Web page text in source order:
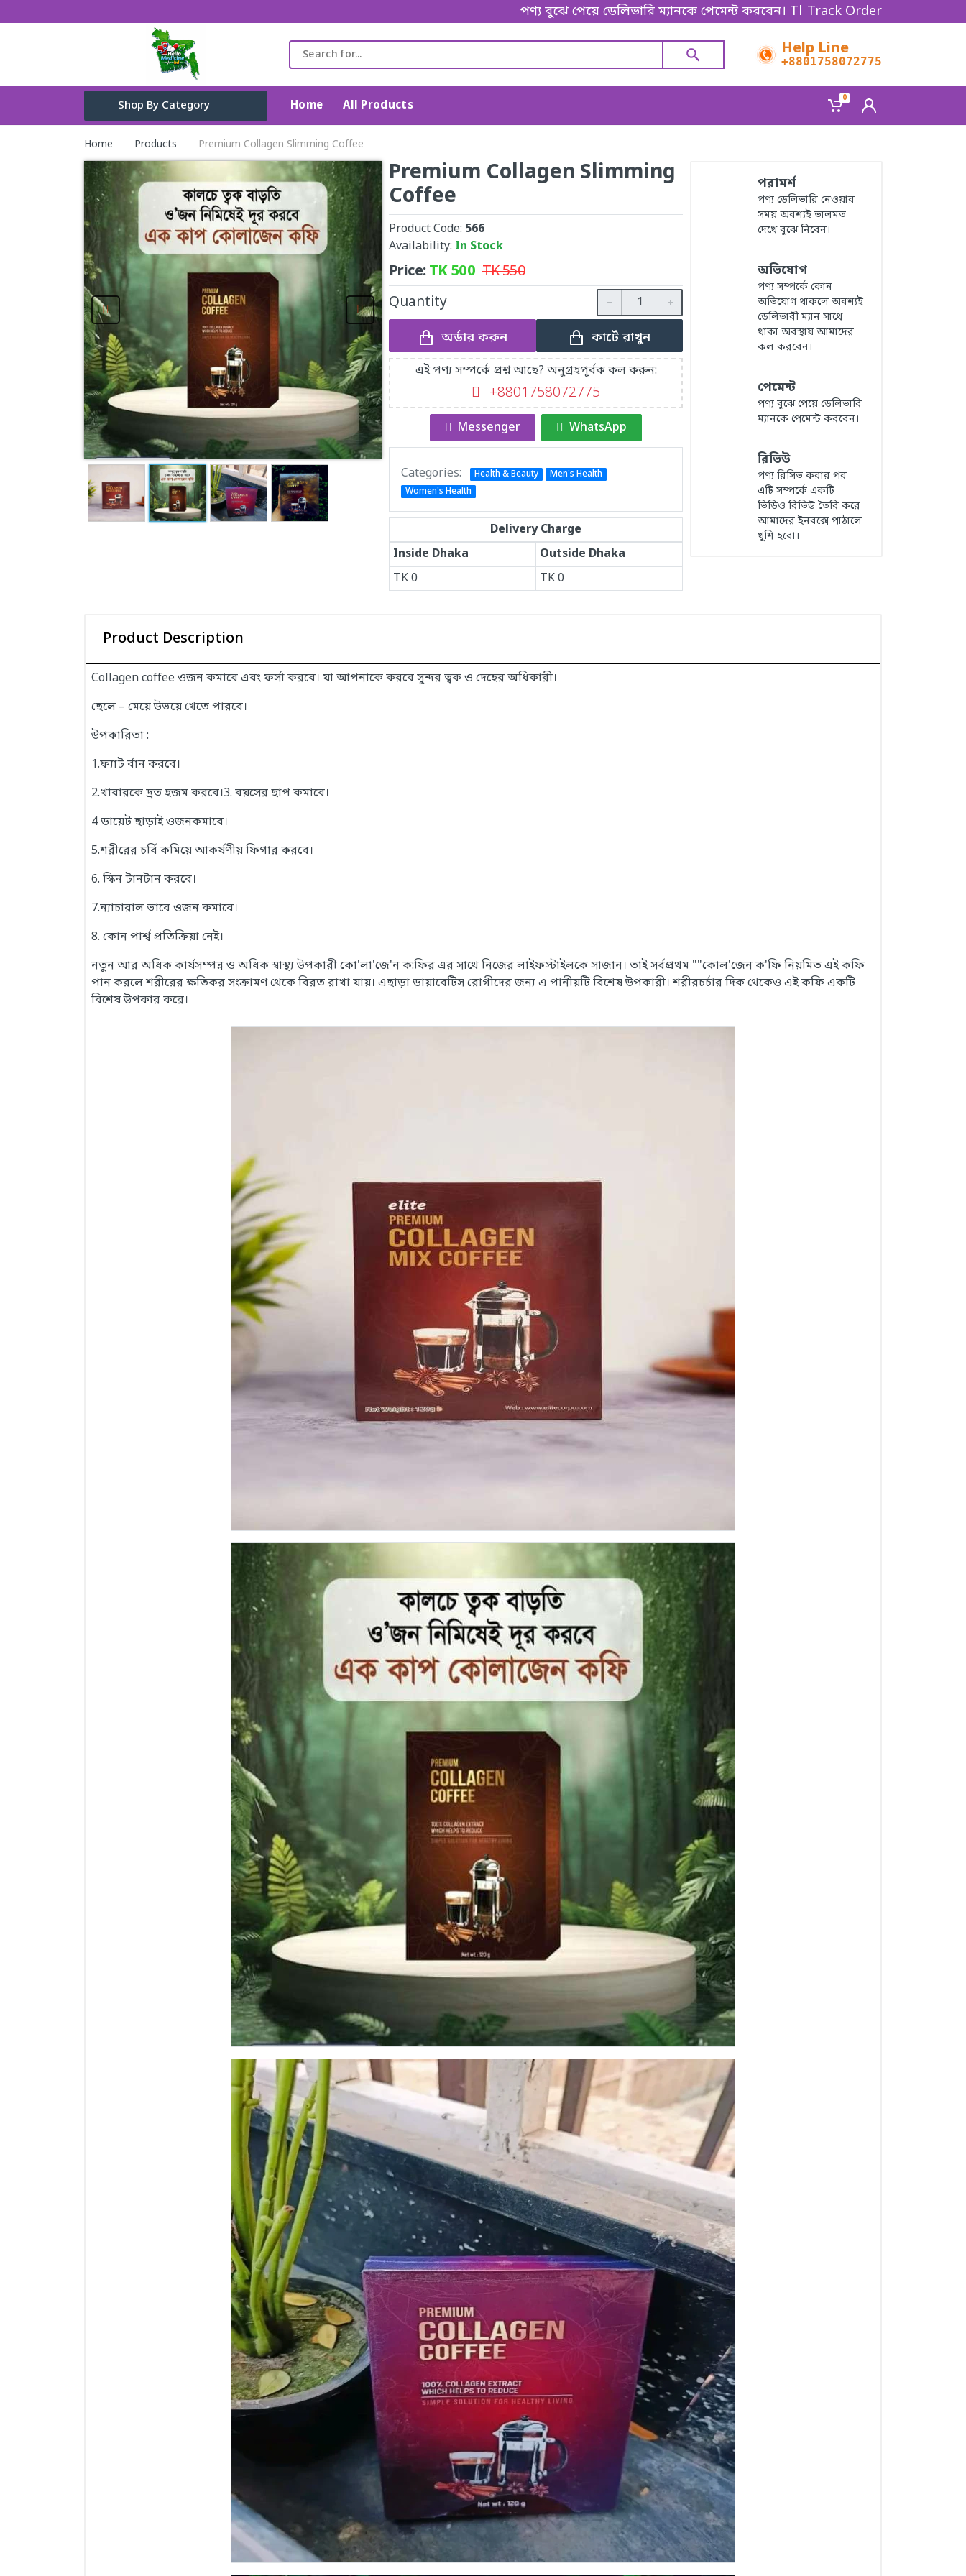
পণ্য বুঝে পেয়ে ডেলিভারি ম্যানকে পেমেন্ট করবেন। Thanks for shopping!Track Order
Help Line
+8801758072775‬
Cleaning Supplies
Toys, Kids & Baby
Home Appliance
Fashion & Lifestyle
Health & Beauty
View All Categories
Shop By Category Home All Products
0
Home Products Premium Collagen Slimming Coffee
Premium Collagen Slimming
Coffee
Product Code: 566
Availability: In Stock
Price:TK500 TK550
Quantity
অর্ডার করুন কার্টে রাখুন
এই পণ্য সম্পর্কে প্রশ্ন আছে? অনুগ্রহপূর্বক কল করুন:
+8801758072775‬
Messenger WhatsApp
Categories: Health & Beauty
Men's Health
Women's Health
Delivery Charge
Inside Dhaka
Outside Dhaka
TK0 TK0
পরামর্শ
পণ্য ডেলিভারি নেওয়ার
সময় অবশ্যই ভালমত
দেখে বুঝে নিবেন।
অভিযোগ
পণ্য সম্পর্কে কোন
অভিযোগ থাকলে অবশ্যই
ডেলিভারী ম্যান সাথে
থাকা অবস্থায় আমাদের
কল করবেন।
পেমেন্ট
পণ্য বুঝে পেয়ে ডেলিভারি
ম্যানকে পেমেন্ট করবেন।
রিভিউ
পণ্য রিসিভ করার পর
এটি সম্পর্কে একটি
ভিডিও রিভিউ তৈরি করে
আমাদের ইনবক্সে পাঠালে
খুশি হবো।
Product Description
Collagen coffee ওজন কমাবে এবং ফর্সা করবে। যা আপনাকে করবে সুন্দর ত্বক ও দেহের অধিকারী।
ছেলে – মেয়ে উভয়ে খেতে পারবে।
উপকারিতা :
1.ফ্যাট র্বান করবে।
2.খাবারকে দ্রত হজম করবে।3. বয়সের ছাপ কমাবে।
4 ডায়েট ছাড়াই ওজনকমাবে।
5.শরীরের চর্বি কমিয়ে আকর্ষণীয় ফিগার করবে।
6. স্কিন টানটান করবে।
7.ন্যাচারাল ভাবে ওজন কমাবে।
8. কোন পার্শ্ব প্রতিক্রিয়া নেই।
নতুন আর অধিক কার্যসম্পন্ন ও অধিক স্বাস্থ্য উপকারী কো'লা'জে'ন ক:ফির এর সাথে নিজের লাইফস্টাইলকে সাজান। তাই সর্বপ্রথম ""কোল'জেন ক'ফি নিয়মিত এই কফি
পান করলে শরীরের ক্ষতিকর সংক্রামণ থেকে বিরত রাখা যায়। এছাড়া ডায়াবেটিস রোগীদের জন্য এ পানীয়টি বিশেষ উপকারী। শরীরচর্চার দিক থেকেও এই কফি একটি
বিশেষ উপকার করে।